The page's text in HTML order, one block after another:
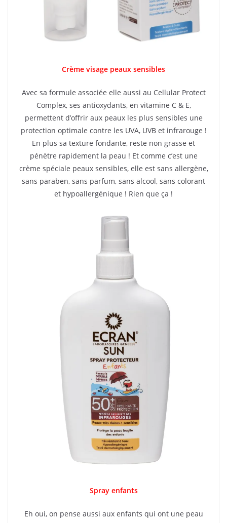
Crème visage peaux sensibles
Avec sa formule associée elle aussi au Cellular Protect
Complex, ses antioxydants, en vitamine C & E,
permettent d’offrir aux peaux les plus sensibles une
protection optimale contre les UVA, UVB et infrarouge !
En plus sa texture fondante, reste non grasse et
pénètre rapidement la peau ! Et comme c’est une
crème spéciale peaux sensibles, elle est sans allergène,
sans paraben, sans parfum, sans alcool, sans colorant
et hypoallergénique ! Rien que ça !
Spray enfants
Eh oui, on pense aussi aux enfants qui ont une peau